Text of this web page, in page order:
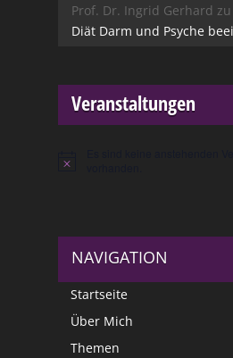
Prof. Dr. Ingrid Gerhard zu
Diät Darm und Psyche
Veranstaltungen
Hinweis
NAVIGATION
Startseite
Über Mich
Themen